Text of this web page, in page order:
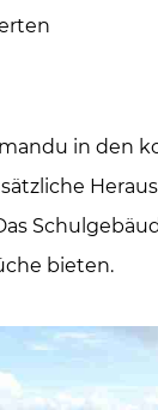
in den
bieten.